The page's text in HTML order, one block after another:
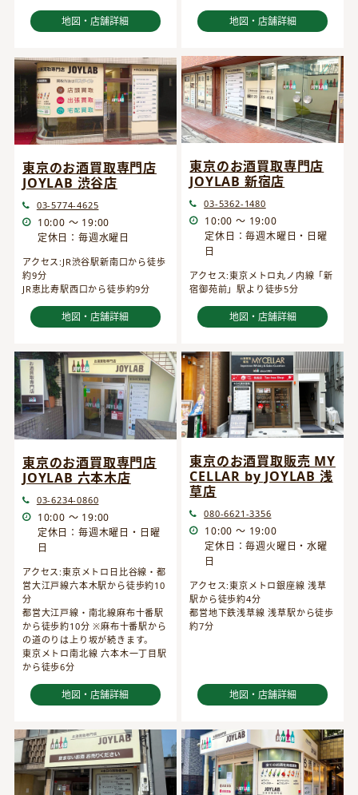
地図・店舗詳細 地図・店舗詳細
東京のお酒買取専門店
JOYLAB 渋谷店
03-5774-4625
10:00 ～ 19:00
定休日：毎週水曜日
アクセス:JR渋谷駅新南口から徒歩
約9分
JR恵比寿駅西口から徒歩約9分
地図・店舗詳細
東京のお酒買取専門店
JOYLAB 新宿店
03-5362-1480
10:00 ～ 19:00
定休日：毎週木曜日・日曜
日
アクセス:東京メトロ丸ノ内線「新
宿御苑前」駅より徒歩5分
地図・店舗詳細
東京のお酒買取専門店
JOYLAB 六本木店
03-6234-0860
10:00 ～ 19:00
定休日：毎週木曜日・日曜
日
アクセス:東京メトロ日比谷線・都
営大江戸線六本木駅から徒歩約10
分
都営大江戸線・南北線麻布十番駅
から徒歩約10分 ※麻布十番駅から
の道のりは上り坂が続きます。
東京メトロ南北線 六本木一丁目駅
から徒歩6分
地図・店舗詳細
東京のお酒買取販売 MY
CELLAR by JOYLAB 浅
草店
080-6621-3356
10:00 ～ 19:00
定休日：毎週火曜日・水曜
日
アクセス:東京メトロ銀座線 浅草
駅から徒歩約4分
都営地下鉄浅草線 浅草駅から徒歩
約7分
地図・店舗詳細